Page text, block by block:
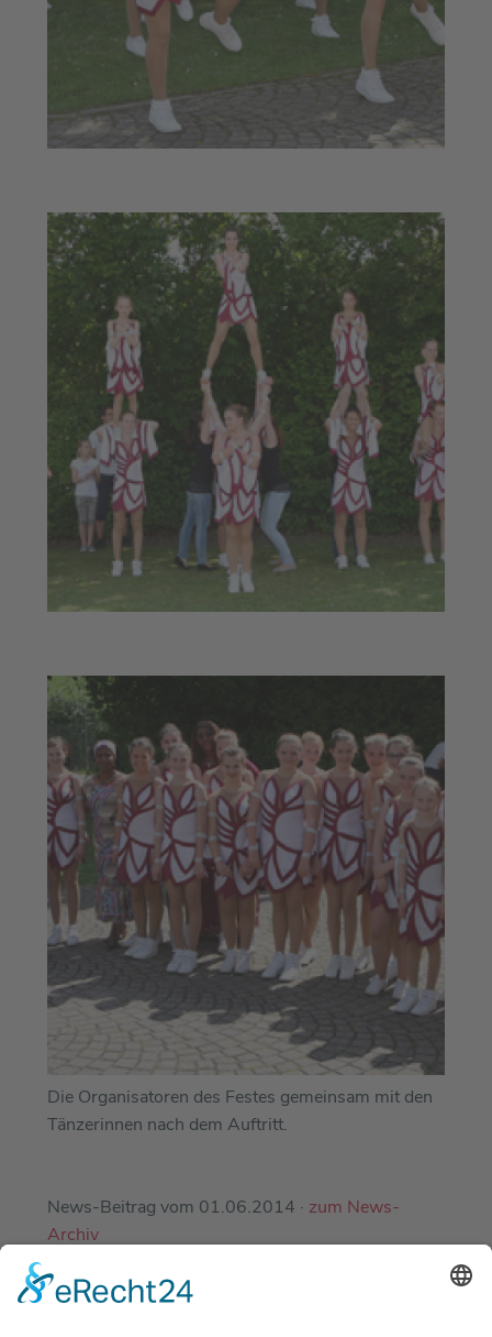
Die Organisatoren des Festes gemeinsam mit den
Tänzerinnen nach dem Auftritt.
News-Beitrag vom 01.06.2014 · zum News-
Archiv